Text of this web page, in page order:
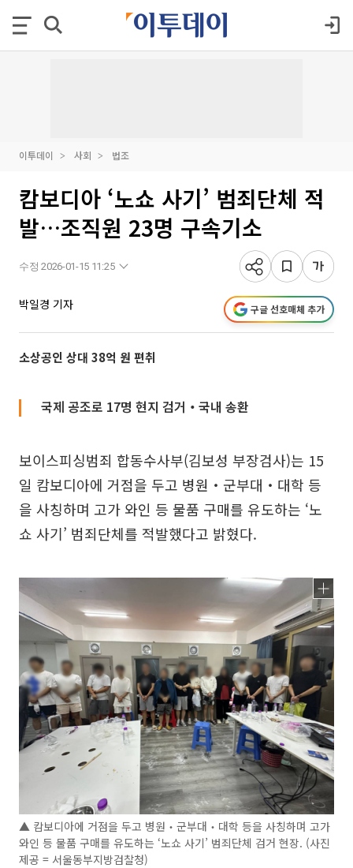
이투데이 사회 법조
캄보디아 ‘노쇼 사기’ 범죄단체 적
발…조직원 23명 구속기소
수정 2026-01-15 11:25
박일경 기자 구글 선호매체 추가
소상공인 상대 38억 원 편취
국제 공조로 17명 현지 검거‧국내 송환
보이스피싱범죄 합동수사부(김보성 부장검사)는 15
일 캄보디아에 거점을 두고 병원‧군부대‧대학 등
을 사칭하며 고가 와인 등 물품 구매를 유도하는 ‘노
쇼 사기’ 범죄단체를 적발했다고 밝혔다.
▲ 캄보디아에 거점을 두고 병원‧군부대‧대학 등을 사칭하며 고가
와인 등 물품 구매를 유도하는 ‘노쇼 사기’ 범죄단체 검거 현장. (사진
제공 = 서울동부지방검찰청)